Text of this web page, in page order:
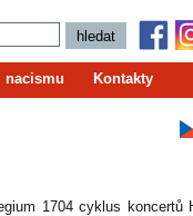
nacismu Kontakty
1704 cyklus koncertů